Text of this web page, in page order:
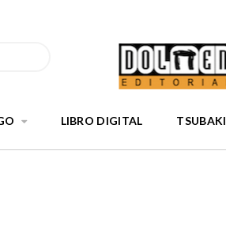
LIBRO DIGITAL TSUBAKI